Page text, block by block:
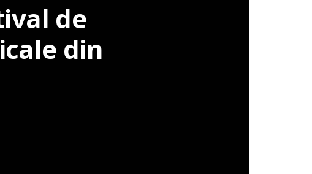
de
din